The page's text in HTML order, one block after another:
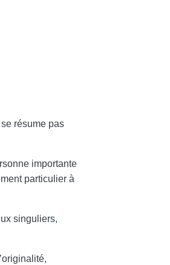
résume pas
importante
particulier à
singuliers,